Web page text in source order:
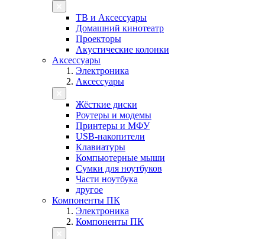
ТВ и Аксессуары
Домашний кинотеатр
Проекторы
Акустические колонки
Аксессуары
Электроника
Аксессуары
Жёсткие диски
Роутеры и модемы
Принтеры и МФУ
USB-накопители
Клавиатуры
Компьютерные мыши
Сумки для ноутбуков
Части ноутбука
другое
Компоненты ПК
Электроника
Компоненты ПК